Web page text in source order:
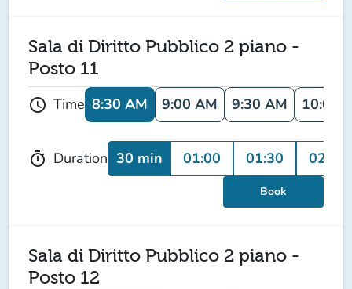
Sala di Diritto Pubblico 2 piano -
Posto 11
schedule Time 8:30 AM 9:00 AM 9:30 AM 10:00
timer Duration 30 min 01:00 01:30 02:00
Book
Sala di Diritto Pubblico 2 piano -
Posto 12